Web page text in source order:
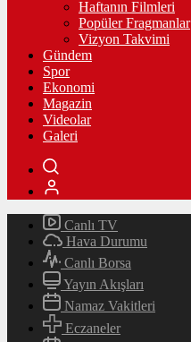
Haftanın Filmleri
Popüler Fragmanlar
Vizyon Takvimi
Gündem
Spor
Ekonomi
Magazin
Videolar
Galeri
Canlı TV
Hava Durumu
Canlı Borsa
Yayın Akışları
Namaz Vakitleri
Eczaneler